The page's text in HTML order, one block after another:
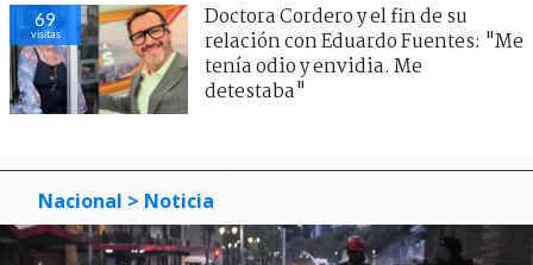
69
visitas
Doctora Cordero y el fin de su
relación con Eduardo Fuentes: "Me
tenía odio y envidia. Me
detestaba"
Nacional > Noticia